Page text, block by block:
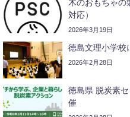
木のおもちゃの
対応）
2026年3月19日
徳島文理小学校
2026年2月28日
徳島県 脱炭素
催